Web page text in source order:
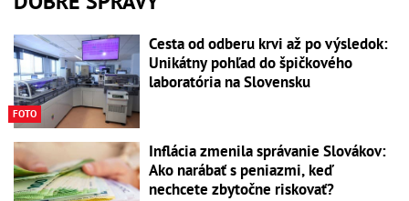
FOTO
Cesta od odberu krvi až po výsledok:
Unikátny pohľad do špičkového
laboratória na Slovensku
Inflácia zmenila správanie Slovákov:
Ako narábať s peniazmi, keď
nechcete zbytočne riskovať?